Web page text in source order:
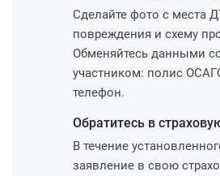
Сделайте фото с места
повреждения и схему
Обменяйтесь данными
участником: полис
телефон.
Обратитесь в
В течение
заявление в свою